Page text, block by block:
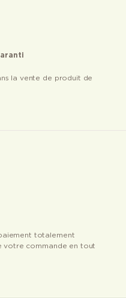
la vente de produit de
totalement
votre commande en tout